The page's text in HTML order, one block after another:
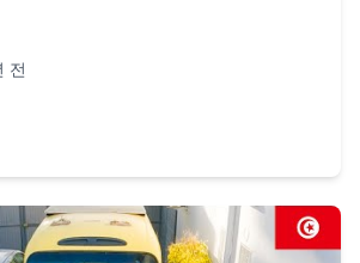
싶지는 않고, 난민들에 대해서 주의를 기
서인지 더 철저하게 검사를 했던 것 같습
한 상황에서 생각대로 흘러가지 않아서
이제 쉥겐 국가에서의 여
ㅎㅎ 다음 영상에서 뵈어요! (현재 업
년 여름 영상임을 양해 부탁드립니다) **
사드립니다! / 2022년 3월부터
여행 중입니다. 유튜브 '지금게르'는 다양
이동하면서 사는 저희의 일상을 공유하
전